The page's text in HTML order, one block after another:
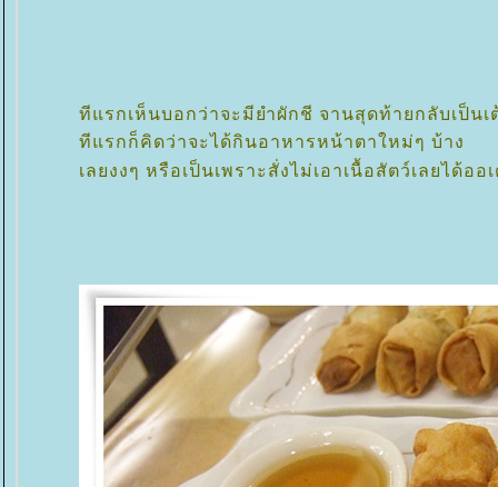
ทีแรกเห็นบอกว่าจะมียำผักชี จานสุดท้ายกลับเป็น
ทีแรกก็คิดว่าจะได้กินอาหารหน้าตาใหม่ๆ บ้าง
เลยงงๆ หรือเป็นเพราะสั่งไม่เอาเนื้อสัตว์เลยได้